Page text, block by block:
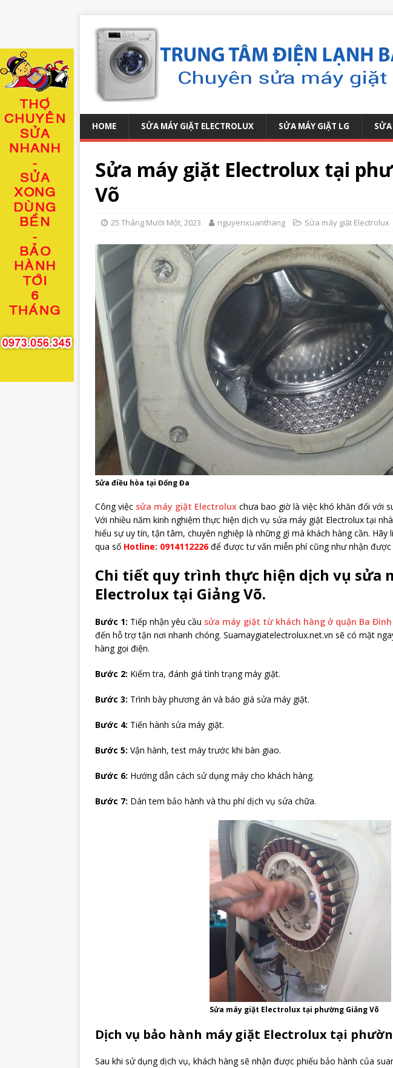
HOME SỬA MÁY GIẶT ELECTROLUX SỬA MÁY GIẶT LG
Sửa máy giặt Electrolux tại
Võ
25 Tháng Mười Một, 2023 nguyenxuanthang Sửa máy giặt Electrolux
Sửa điều hòa tại Đống Đa
Công việc sửa máy giặt Electrolux chưa bao giờ là việc khó khăn đối với
Với nhiều năm kinh nghiệm thực hiện dịch vụ sửa máy giặt Electrolux tại
hiểu sự uy tín, tận tâm, chuyên nghiệp là những gì mà khách hàng cần. Hãy
qua số Hotline: 0914112226để được tư vấn miễn phí cũng như nhận được
Chi tiết quy trình thực hiện dịch vụ sửa
Electrolux tại Giảng Võ.
Bước 1: Tiếp nhận yêu cầu sửa máy giặt từ khách hàng ở quận Ba Đình
đến hỗ trợ tận nơi nhanh chóng. Suamaygiatelectrolux.net.vn sẽ có mặt
hàng gọi điện.
Bước 2: Kiểm tra, đánh giá tình trạng máy giặt.
Bước 3: Trình bày phương án và báo giá sửa máy giặt.
Bước 4: Tiến hành sửa máy giặt.
Bước 5: Vận hành, test máy trước khi bàn giao.
Bước 6: Hướng dẫn cách sử dụng máy cho khách hàng.
Bước 7: Dán tem bảo hành và thu phí dịch vụ sửa chữa.
Sửa máy giặt Electrolux tại phường Giảng Võ
Dịch vụ bảo hành máy giặt Electrolux tại
Sau khi sử dụng dịch vụ, khách hàng sẽ nhận được phiếu bảo hành của